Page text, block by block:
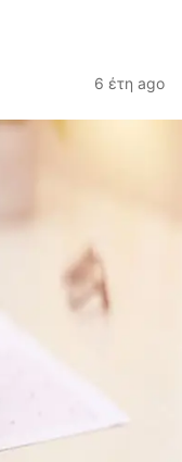
6 έτη ago